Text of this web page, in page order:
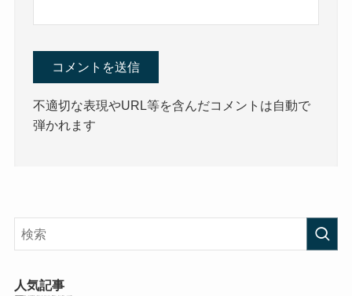
不適切な表現やURL等を含んだコメントは自動で
弾かれます
人気記事